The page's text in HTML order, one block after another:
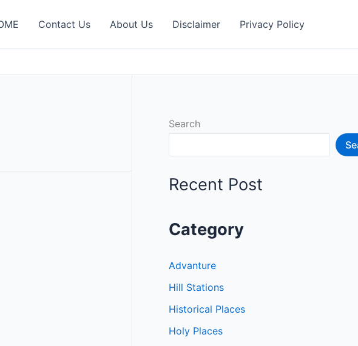
Contact Us About Us Disclaimer Privacy Policy
Search
Recent Post
Category
Advanture
Hill Stations
Historical Places
Holy Places